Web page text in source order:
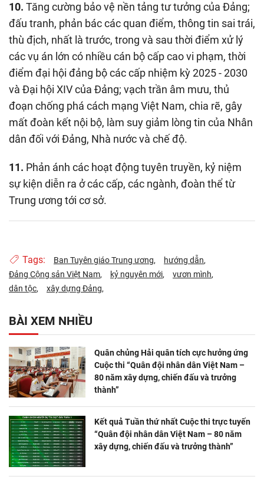
10. Tăng cường bảo vệ nền tảng tư tưởng của Đảng;
đấu tranh, phản bác các quan điểm, thông tin sai trái,
thù địch, nhất là trước, trong và sau thời điểm xử lý
các vụ án lớn có nhiều cán bộ cấp cao vi phạm, thời
điểm đại hội đảng bộ các cấp nhiệm kỳ 2025 - 2030
và Đại hội XIV của Đảng; vạch trần âm mưu, thủ
đoạn chống phá cách mạng Việt Nam, chia rẽ, gây
mất đoàn kết nội bộ, làm suy giảm lòng tin của Nhân
dân đối với Đảng, Nhà nước và chế độ.
11. Phản ánh các hoạt động tuyên truyền, kỷ niệm
sự kiện diễn ra ở các cấp, các ngành, đoàn thể từ
Trung ương tới cơ sở.
Tags: Ban Tuyên giáo Trung ương
hướng dẫn
Đảng Cộng sản Việt Nam
kỷ nguyên mới
vươn mình
dân tộc
xây dựng Đảng
BÀI XEM NHIỀU
Quân chủng Hải quân tích cực hưởng ứng
Cuộc thi “Quân đội nhân dân Việt Nam –
80 năm xây dựng, chiến đấu và trưởng
thành”
Kết quả Tuần thứ nhất Cuộc thi trực tuyến
“Quân đội nhân dân Việt Nam – 80 năm
xây dựng, chiến đấu và trưởng thành”